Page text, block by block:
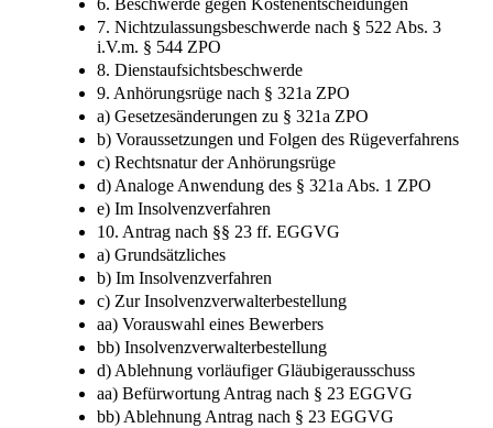
6. Beschwerde gegen Kostenentscheidungen
7. Nichtzulassungsbeschwerde nach § 522 Abs. 3
i.V.m. § 544 ZPO
8. Dienstaufsichtsbeschwerde
9. Anhörungsrüge nach § 321a ZPO
a) Gesetzesänderungen zu § 321a ZPO
b) Voraussetzungen und Folgen des Rügeverfahrens
c) Rechtsnatur der Anhörungsrüge
d) Analoge Anwendung des § 321a Abs. 1 ZPO
e) Im Insolvenzverfahren
10. Antrag nach §§ 23 ff. EGGVG
a) Grundsätzliches
b) Im Insolvenzverfahren
c) Zur Insolvenzverwalterbestellung
aa) Vorauswahl eines Bewerbers
bb) Insolvenzverwalterbestellung
d) Ablehnung vorläufiger Gläubigerausschuss
aa) Befürwortung Antrag nach § 23 EGGVG
bb) Ablehnung Antrag nach § 23 EGGVG